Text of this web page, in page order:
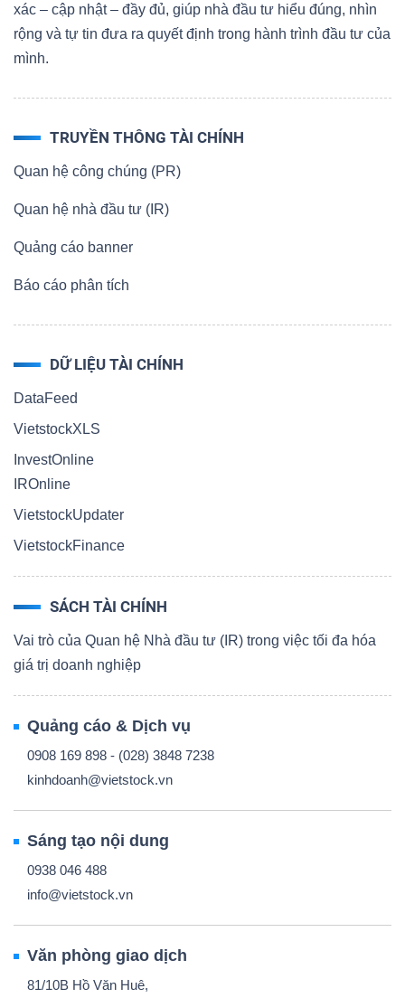
xác – cập nhật – đầy đủ, giúp nhà đầu tư hiểu đúng, nhìn
rộng và tự tin đưa ra quyết định trong hành trình đầu tư của
mình.
TRUYỀN THÔNG TÀI CHÍNH
Quan hệ công chúng (PR)
Quan hệ nhà đầu tư (IR)
Quảng cáo banner
Báo cáo phân tích
DỮ LIỆU TÀI CHÍNH
DataFeed
VietstockXLS
InvestOnline
IROnline
VietstockUpdater
VietstockFinance
SÁCH TÀI CHÍNH
Vai trò của Quan hệ Nhà đầu tư (IR) trong việc tối đa hóa
giá trị doanh nghiệp
Quảng cáo & Dịch vụ
0908 169 898 - (028) 3848 7238
kinhdoanh@vietstock.vn
Sáng tạo nội dung
0938 046 488
info@vietstock.vn
Văn phòng giao dịch
81/10B Hồ Văn Huê,